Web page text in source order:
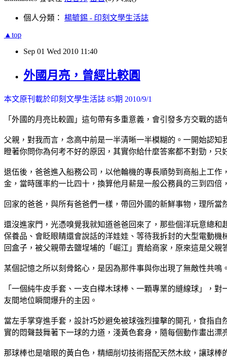
個人分類： 楊毓錫 - 印刻文學生活誌
▲top
Sep 01 Wed 2010 11:40
外國月亮，曾經比較圓
本文原刊載於印刻文學生活誌 85期 2010/9/1
「外國的月亮比較圓」這句帶有多重意義，會引發多方交戰的
父親，對我而言，念高中前是一半清晰一半模糊的。一開始認
瞪著你問你為何考不好的原因，其實你給什麼答案都不對勁，
退伍後，爸爸進入船務公司，以他輪機的專長順勢到商船上工
金，當時匯率約一比四十，換算他月薪是一般公務員的三到四
回家的爸爸，與所有爸爸們一樣，帶回外國的新鮮事物，理所
還沒進家門，光憑嗅覺我就知道爸爸回來了，那些個洋玩意總
保養品、會眨眼睛還會說話的洋娃娃、等待我拆封的大型電動
回盒子，被父親帶去鹽埕埔的「崛江」賣給商家，原來這是父親
某個記憶之所以刻骨銘心，是因為那件事與你出現了無敵性共鳴。
「一個純牛皮手套、一支白樺木球棒、一顆專業的縫線球」，
友間地位瞬間爆升的主因。
當左手掌穿進手套，設計巧妙避免被球強烈撞擊的開孔，食指
實的悶聲鼓舞著下一球的力道，淺黃色套身，隨每個動作畫出漂
那球棒也是嗆眼的黃白色，精細削切技術搭配天然木紋，讓球